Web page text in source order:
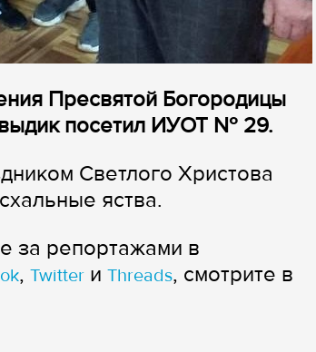
Пресвятой Богородицы
посетил ИУОТ № 29.
Светлого Христова
яства.
за репортажами в
, Twitter и Threads, смотрите в